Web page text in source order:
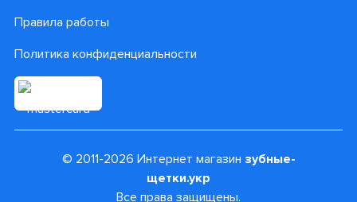
Правила работы
Политика конфиденциальности
© 2011-2026 Интернет магазин зубные-
щетки.укр
Все права защищены.